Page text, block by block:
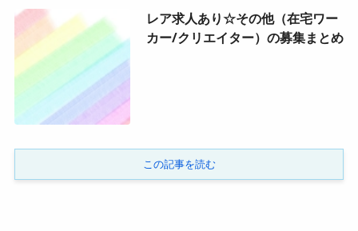
レア求人あり☆その他（在宅ワー
カー/クリエイター）の募集まとめ
この記事を読む